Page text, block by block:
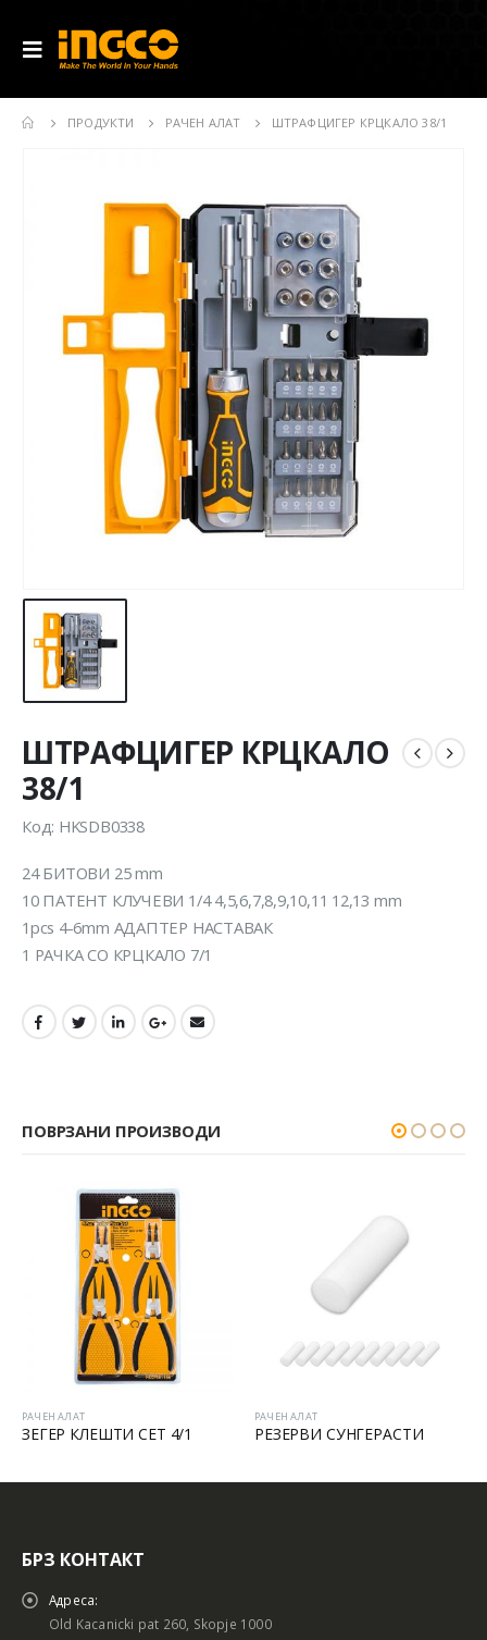
ПРОДУКТИ РАЧЕН АЛАТ ШТРАФЦИГЕР КРЦКАЛО 38/1
ШТРАФЦИГЕР КРЦКАЛО
38/1
Код: HKSDB0338
24 БИТОВИ 25 mm
10 ПАТЕНТ КЛУЧЕВИ 1/4 4,5,6,7,8,9,10,11 12,13 mm
1pcs 4-6mm АДАПТЕР НАСТАВАК
1 РАЧКА СО КРЦКАЛО 7/1
ПОВРЗАНИ ПРОИЗВОДИ
РАЧЕН АЛАТ
ЗЕГЕР КЛЕШТИ СЕТ 4/1
РАЧЕН АЛАТ
РЕЗЕРВИ СУНГЕРАСТИ
БРЗ КОНТАКТ
Адреса:
Old Kacanicki pat 260, Skopje 1000